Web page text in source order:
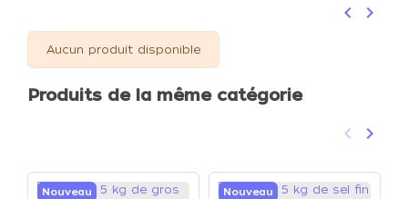
Précédent
keyboard_arrow_left keyboard_arrow_right
Aucun produit disponible
Produits de la même catégorie
Précédent
keyboard_arrow_left keyboard_arrow_right
Nouveau Nouveau